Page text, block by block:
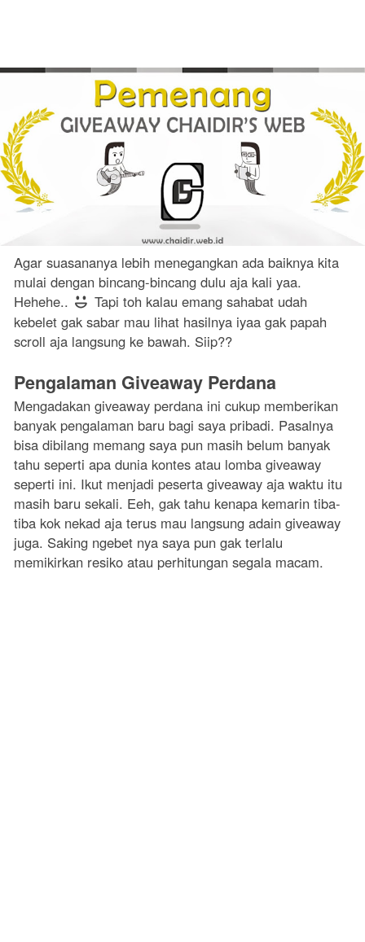
Agar suasananya lebih menegangkan ada baiknya kita
mulai dengan bincang-bincang dulu aja kali yaa.
Hehehe..
Tapi toh kalau emang sahabat udah
kebelet gak sabar mau lihat hasilnya iyaa gak papah
scroll aja langsung ke bawah. Siip??
Pengalaman Giveaway Perdana
Mengadakan giveaway perdana ini cukup memberikan
banyak pengalaman baru bagi saya pribadi. Pasalnya
bisa dibilang memang saya pun masih belum banyak
tahu seperti apa dunia kontes atau lomba giveaway
seperti ini. Ikut menjadi peserta giveaway aja waktu itu
masih baru sekali. Eeh, gak tahu kenapa kemarin tiba-
tiba kok nekad aja terus mau langsung adain giveaway
juga. Saking ngebet nya saya pun gak terlalu
memikirkan resiko atau perhitungan segala macam.